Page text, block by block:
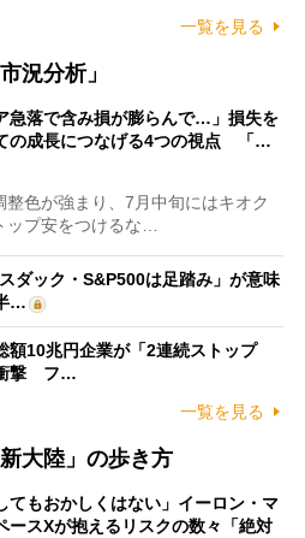
一覧を見る
況分析」
急落で含み損が膨らんで…」損失を
の成長につなげる4つの視点 「…
色が強まり、7月中旬にはキオク
ップ安をつけるな…
ダック・S&P500は足踏み」が意味
…
額10兆円企業が「2連続ストップ
衝撃 フ…
一覧を見る
大陸」の歩き方
てもおかしくはない」イーロン・マ
ースXが抱えるリスクの数々「絶対